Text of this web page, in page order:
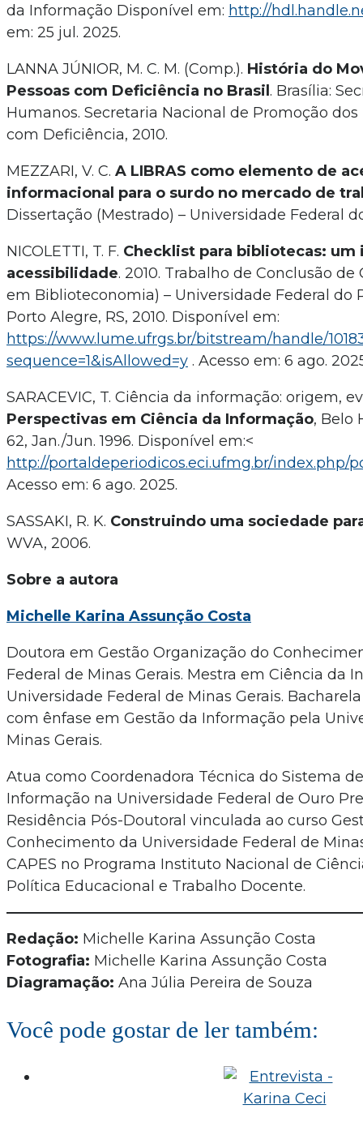
da Informação Disponível em: http://
em: 25 jul. 2025.
LANNA JÚNIOR, M. C. M. (Comp.). História do
Pessoas com Deficiência no Brasil . Brasília:
Humanos. Secretaria Nacional de Promoção
com Deficiência, 2010.
MEZZARI, V. C. A LIBRAS como elemento de
informacional para o surdo no mercado de
Dissertação (Mestrado) – Universidade Federal
NICOLETTI, T. F. Checklist para bibliotecas:
acessibilidade. 2010. Trabalho de Conclusão
em Biblioteconomia) – Universidade Federal do
Porto Alegre, RS, 2010. Disponível em:
https://www.lume.ufrgs.br/bitstream/handle/
sequence=1&isAllowed=y . Acesso em: 6 ago.
SARACEVIC, T. Ciência da informação: origem,
Perspectivas em Ciência da Informação, Belo
62, Jan./Jun. 1996. Disponível em:<
http://portaldeperiodicos.eci.ufmg.br/index.php/
Acesso em: 6 ago. 2025.
SASSAKI, R. K. Construindo uma sociedade
WVA, 2006.
Sobre a autora
Michelle Karina Assunção Costa
Doutora em Gestão Organização do
Federal de Minas Gerais. Mestra em Ciência da
Universidade Federal de Minas Gerais.
com ênfase em Gestão da Informação pela
Minas Gerais.
Atua como Coordenadora Técnica do Sistema
Informação na Universidade Federal de Ouro
Residência Pós-Doutoral vinculada ao curso
Conhecimento da Universidade Federal de
CAPES no Programa Instituto Nacional de
Política Educacional e Trabalho Docente.
Redação: Michelle Karina Assunção Costa
Fotografia: Michelle Karina Assunção Costa
Diagramação: Ana Júlia Pereira de Souza
Você pode gostar de ler também: